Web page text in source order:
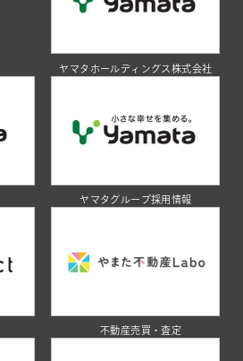
ヤマタホールディングス株式会社
ヤマタグループ採用情報
不動産売買・査定